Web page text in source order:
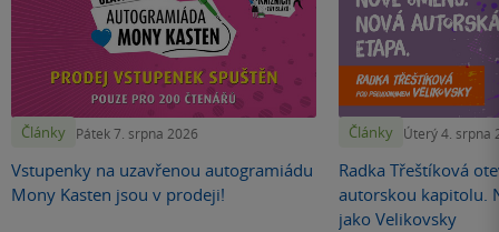
Články Pátek 7. srpna 2026
Vstupenky na uzavřenou autogramiádu
Mony Kasten jsou v prodeji!
Články Úterý 4. srpna
Radka Třeštíková
autorskou kapitolu.
jako Velikovsky